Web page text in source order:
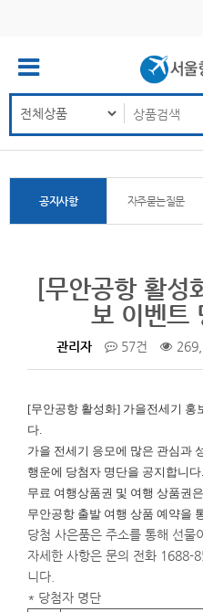
공지사항 자주묻는질문
[무안공항 활성
보 이벤트
관리자 57건
[무안공항 활성화] 가을전세기 홍
다.
가을 전세기 응모에 많은 관심과
행운에 당첨자 명단을 공지합니다.
무료 여행상품권 및 여행 상품권
무안공항 출발 여행 상품 예약을
당첨 사은품은 주소를 통해 선물
자세한 사항은 문의 전화 1688-
니다.
* 당첨자 명단